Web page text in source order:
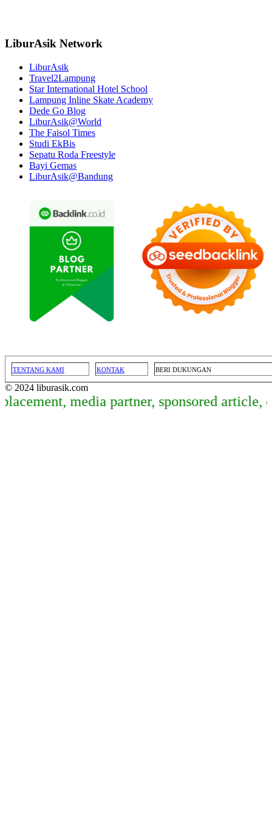
LiburAsik Network
LiburAsik
Travel2Lampung
Star International Hotel School
Lampung Inline Skate Academy
Dede Go Blog
LiburAsik@World
The Faisol Times
Studi EkBis
Sepatu Roda Freestyle
Bayi Gemas
LiburAsik@Bandung
TENTANG KAMI KONTAK BERI DUKUNGAN
© 2024 liburasik.com
media partner, sponsored article, dan